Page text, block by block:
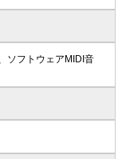
ソフトウェアMIDI音